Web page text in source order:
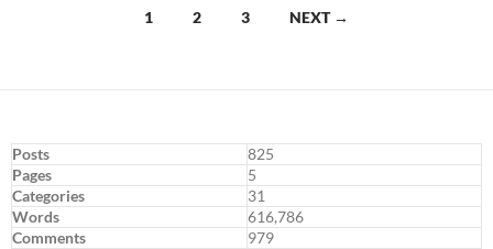
1 2 3 NEXT →
Posts
825
Pages
5
Categories
31
Words
616,786
Comments
979